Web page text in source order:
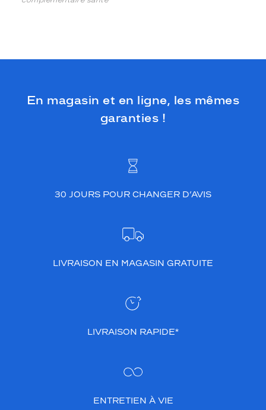
En magasin et en ligne, les mêmes
garanties !
30 JOURS POUR CHANGER D’AVIS
LIVRAISON EN MAGASIN GRATUITE
LIVRAISON RAPIDE*
ENTRETIEN À VIE